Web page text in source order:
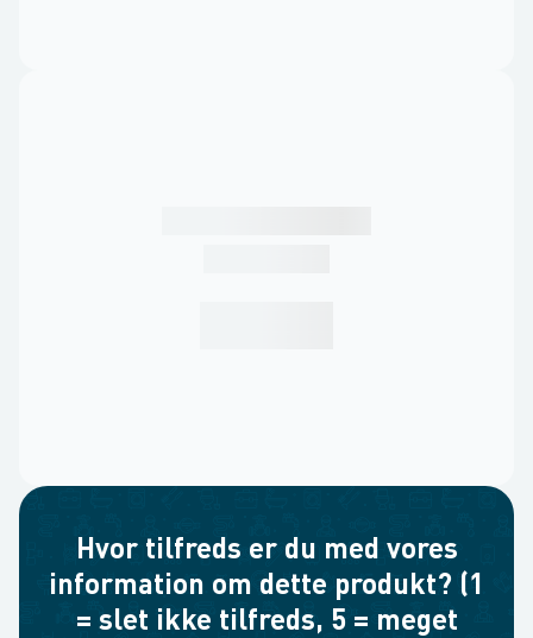
Hvor tilfreds er du med vores
information om dette produkt? (1
= slet ikke tilfreds, 5 = meget